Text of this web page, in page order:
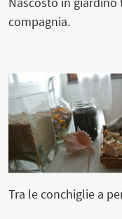
compagnia.
Tra le conchiglie a